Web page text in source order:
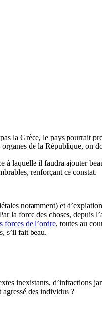
la Grèce, le pays pourrait
de la République, on
à laquelle il faudra ajouter
renforçant ce constat.
notamment) et
la force des choses, depuis
forces de l’ordre, toutes au
s’il fait beau.
inexistants, d’infractions
des individus ?